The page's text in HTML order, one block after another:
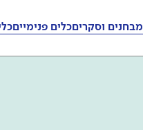
מבחנים וסקריםכלים פנימיים